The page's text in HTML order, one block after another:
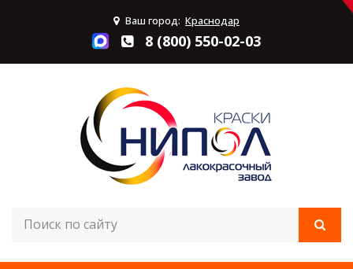
Ваш город: Краснодар
8 (800) 550-02-03